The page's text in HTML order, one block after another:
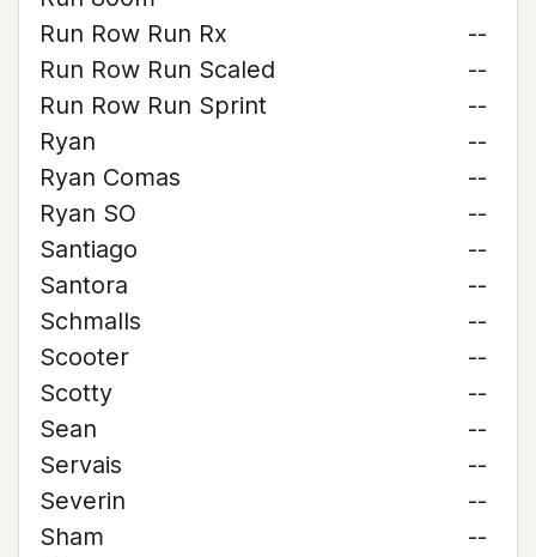
Run Row Run Rx
--
Run Row Run Scaled
--
Run Row Run Sprint
--
Ryan
--
Ryan Comas
--
Ryan SO
--
Santiago
--
Santora
--
Schmalls
--
Scooter
--
Scotty
--
Sean
--
Servais
--
Severin
--
Sham
--